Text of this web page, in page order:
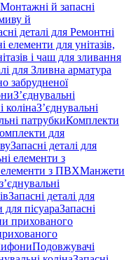
й запасні
й
деталі для Ремонтні
елементи для унітазів,
і чаш для зливання
для Зливна арматура
забрудненої
З’єднувальні
колінаЗ’єднувальні
патрубкиКомплекти
для
Запасні деталі для
елементи з
елементи з ПВХМанжети
Запасні деталі для
пісуараЗапасні
прихованого
Подовжувачі